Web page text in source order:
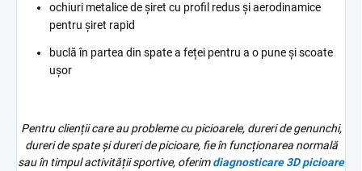
ochiuri metalice de șiret cu profil redus și aerodinamice
pentru șiret rapid
buclă în partea din spate a feței pentru a o pune și scoate
ușor
Pentru clienții care au probleme cu picioarele, dureri de genunchi,
dureri de spate și dureri de picioare, fie în funcționarea normală
sau în timpul activității sportive, oferimdiagnosticare 3Dpicioare